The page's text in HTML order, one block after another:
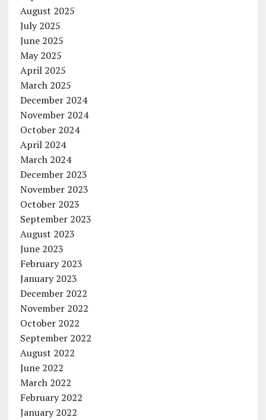
August 2025
July 2025
June 2025
May 2025
April 2025
March 2025
December 2024
November 2024
October 2024
April 2024
March 2024
December 2023
November 2023
October 2023
September 2023
August 2023
June 2023
February 2023
January 2023
December 2022
November 2022
October 2022
September 2022
August 2022
June 2022
March 2022
February 2022
January 2022